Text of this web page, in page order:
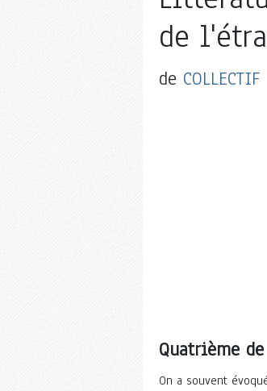
de
de COLLECTIF
Quatrième
On a souvent